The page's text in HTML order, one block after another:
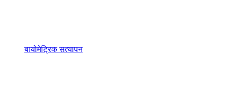
बायोमेट्रिक सत्यापन